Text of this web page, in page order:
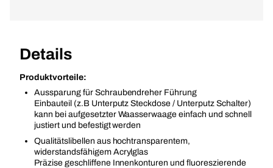
Details
Produktvorteile:
Aussparung für Schraubendreher Führung
Einbauteil (z.B Unterputz Steckdose / Unterputz Schalter)
kann bei aufgesetzter Waasserwaage einfach und schnell
justiert und befestigt werden
Qualitätslibellen aus hochtransparentem,
widerstandsfähigem Acrylglas
Präzise geschliffene Innenkonturen und fluoreszierende